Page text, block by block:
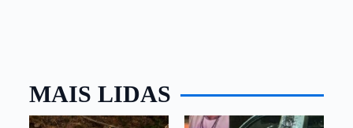
MAIS LIDAS